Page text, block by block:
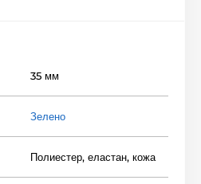
35 мм
Зелено
Полиестер, еластан, кожа